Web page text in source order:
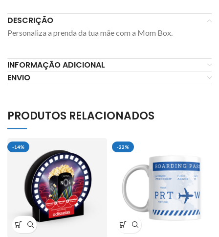
DESCRIÇÃO
Personaliza a prenda da tua mãe com a Mom Box.
INFORMAÇÃO ADICIONAL
ENVIO
PRODUTOS RELACIONADOS
-14% -22%